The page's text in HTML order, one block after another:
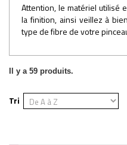
Attention, le matériel utilisé
la finition, ainsi veillez à
type de fibre de votre
Il y a 59 produits.
Tri